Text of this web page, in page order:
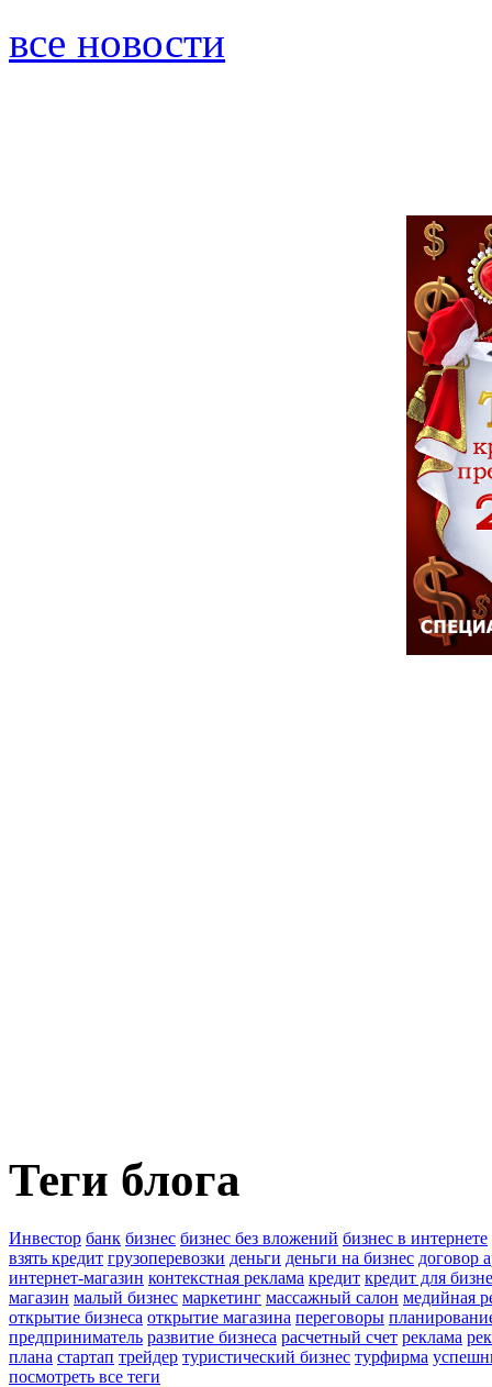
все новости
Теги блога
Инвестор банк бизнес бизнес без вложений бизнес в интернете
взять кредит грузоперевозки деньги деньги на бизнес договор
интернет-магазин контекстная реклама кредит кредит для
магазин малый бизнес маркетинг массажный салон медийная
открытие бизнеса открытие магазина переговоры
предприниматель развитие бизнеса расчетный счет реклама
плана стартап трейдер туристический бизнес турфирма
посмотреть все теги